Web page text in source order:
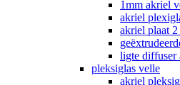
1mm akriel
akriel
akriel plaat
ligte diffuser
pleksiglas velle
akriel